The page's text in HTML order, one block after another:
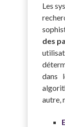
Les
des
dans
autre,